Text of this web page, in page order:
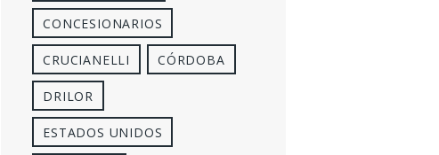
CONCESIONARIOS
CRUCIANELLI CÓRDOBA
DRILOR
ESTADOS UNIDOS